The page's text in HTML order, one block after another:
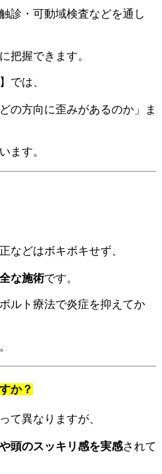
診・可動域検査などを通し
把握できます。
では、
の方向に歪みがあるのか」ま
ます。
などはボキボキせず、
な施術です。
ルト療法で炎症を抑えてか
か？
て異なりますが、
頭のスッキリ感を実感されて